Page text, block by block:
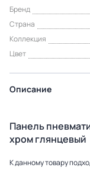
Бренд
Страна
Коллекция
Цвет
Описание
Панель
хром глянцевый
К данному товару